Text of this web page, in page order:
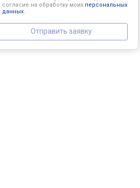
согласие на обработку моих персональных
данных.
Отправить заявку